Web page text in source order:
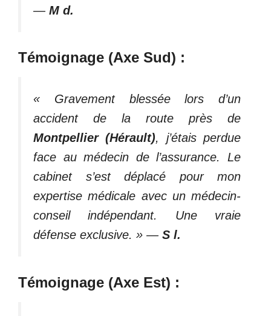
— M d.
Témoignage (Axe Sud) :
« Gravement blessée lors d’un
accident de la route près de
Montpellier (Hérault), j’étais perdue
face au médecin de l’assurance. Le
cabinet s’est déplacé pour mon
expertise médicale avec un médecin-
conseil indépendant. Une vraie
défense exclusive. » — S l.
Témoignage (Axe Est) :